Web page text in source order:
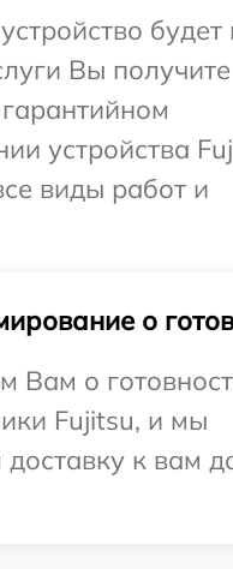
будет
Вы получите
устройства
виды работ и
о
Вам о
Fujitsu, и мы
доставку к вам